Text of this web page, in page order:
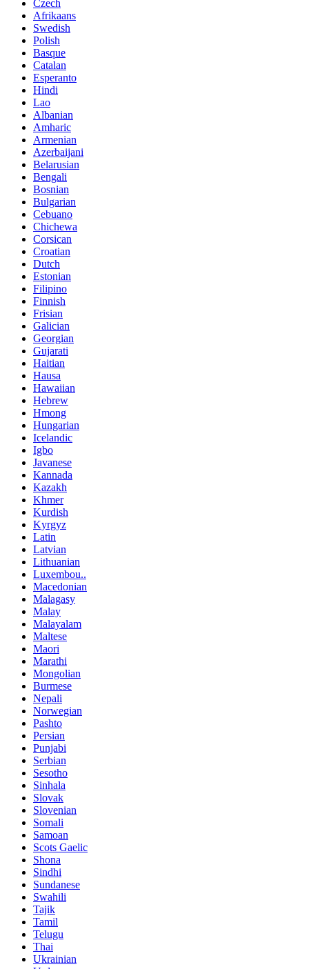
Czech
Afrikaans
Swedish
Polish
Basque
Catalan
Esperanto
Hindi
Lao
Albanian
Amharic
Armenian
Azerbaijani
Belarusian
Bengali
Bosnian
Bulgarian
Cebuano
Chichewa
Corsican
Croatian
Dutch
Estonian
Filipino
Finnish
Frisian
Galician
Georgian
Gujarati
Haitian
Hausa
Hawaiian
Hebrew
Hmong
Hungarian
Icelandic
Igbo
Javanese
Kannada
Kazakh
Khmer
Kurdish
Kyrgyz
Latin
Latvian
Lithuanian
Luxembou..
Macedonian
Malagasy
Malay
Malayalam
Maltese
Maori
Marathi
Mongolian
Burmese
Nepali
Norwegian
Pashto
Persian
Punjabi
Serbian
Sesotho
Sinhala
Slovak
Slovenian
Somali
Samoan
Scots Gaelic
Shona
Sindhi
Sundanese
Swahili
Tajik
Tamil
Telugu
Thai
Ukrainian